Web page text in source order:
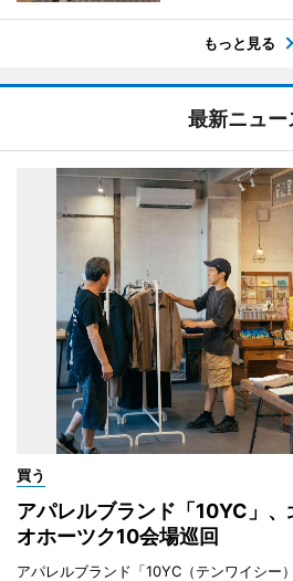
もっと見る
最新ニュー
買う
アパレルブランド「10YC」
オホーツク10会場巡回
アパレルブランド「10YC（テンワイシー